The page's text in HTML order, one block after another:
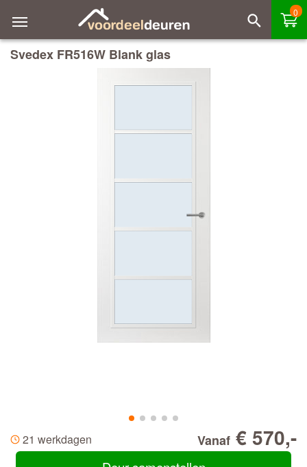
0
Svedex FR516W Blank glas
21 werkdagen Vanaf € 570,-